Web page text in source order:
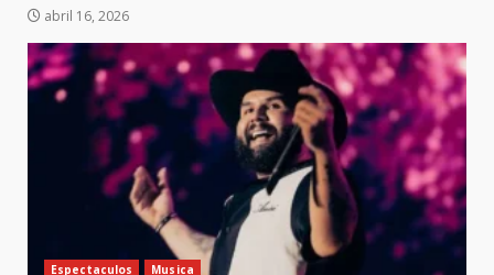
abril 16, 2026
Espectaculos Musica